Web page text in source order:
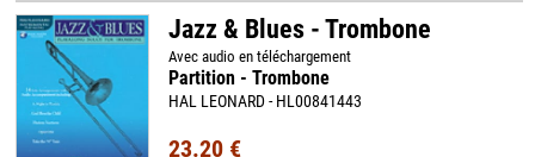
Jazz & Blues - Trombone
Avec audio en téléchargement
Partition - Trombone
HAL LEONARD - HL00841443
23.20 €